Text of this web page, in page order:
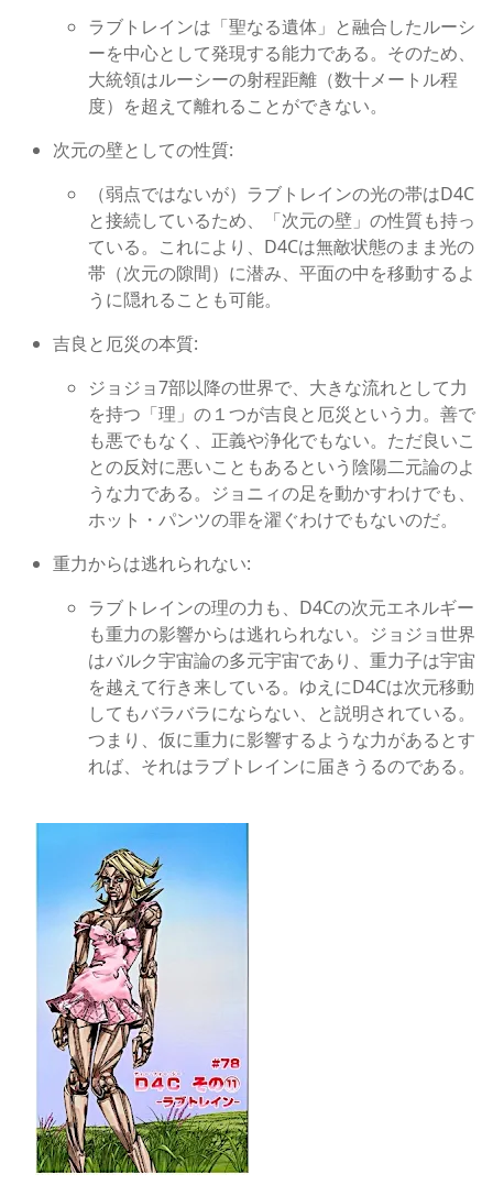
ラブトレインは「聖なる遺体」と融合したルーシ
ーを中心として発現する能力である。そのため、
大統領はルーシーの射程距離（数十メートル程
度）を超えて離れることができない。
次元の壁としての性質:
（弱点ではないが）ラブ トレインの光の帯はD4C
と接続しているため、「次元の壁」の性質も持っ
ている。これにより、D4Cは無敵状態のまま光の
帯（次元の隙間）に潜み、平面の中を移動するよ
うに隠れることも可能。
吉良と厄災の本質:
ジョジョ7部以降の世界で、大きな流れとして力
を持つ「理」の１つが吉良と厄災という力。善で
も悪でもなく、正義や浄化でもない。ただ良いこ
との反対に悪いこともあるという陰陽二元論のよ
うな力である。ジョニィの足を動かすわけでも、
ホット・パンツの罪を濯ぐわけでもないのだ。
重力からは逃れられない:
ラブトレインの理の力も、D4Cの次元エネルギー
も重力の影響からは逃れられない。ジョジョ世界
はバルク宇宙論の多元宇宙であり、重力子は宇宙
を越えて行き来している。ゆえにD4Cは次元移動
してもバラバラにならない、と説明されている。
つまり、仮に重力に影響するような力があるとす
れば、それはラブトレインに届きうるのである。